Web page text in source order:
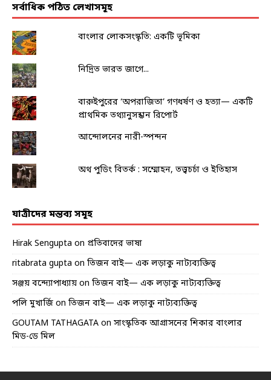
সর্বাধিক পঠিত লেখাসমূহ
বাংলার লোকসংস্কৃতি: একটি ভূমিকা
নিদ্রিত ভারত জাগে...
বারুইপুরের ‘অপরাজিতা’ গণধর্ষণ ও হত্যা— একটি
প্রাথমিক তথ্যানুসন্ধান রিপোর্ট
আন্দোলনের নারী-স্পন্দন
অথ পুডিং বিতর্ক : সম্মোহন, তত্ত্বচর্চা ও ইতিহাস
যাত্রীদের মন্তব্য সমূহ
Hirak Sengupta on প্রতিবাদের ভাষা
ritabrata gupta on তিজন বাই— এক লড়াকু নাট্যব্যক্তিত্ব
সঞ্জয় বন্দ্যোপাধ্যায় on তিজন বাই— এক লড়াকু নাট্যব্যক্তিত্ব
পলি মুখার্জি on তিজন বাই— এক লড়াকু নাট্যব্যক্তিত্ব
GOUTAM TATHAGATA on সাংস্কৃতিক আগ্রাসনের শিকার বাংলার
মিড-ডে মিল